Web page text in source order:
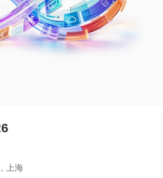
上海